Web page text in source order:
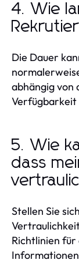
4. Wie
Die Dauer
abhängig von
Verfügbarkeit
5. Wie
dass
Stellen Sie
Richtlinien für